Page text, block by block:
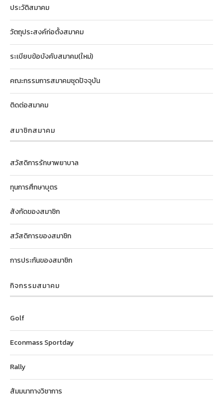
ประวัติสมาคม
วัตถุประสงค์ก่อตั้งสมาคม
ระเบียบข้อบังคับสมาคม(ใหม่)
คณะกรรมการสมาคมชุดปัจจุบัน
ติดต่อสมาคม
สมาชิกสมาคม
สวัสดิการรักษาพยาบาล
ทุนการศึกษาบุตร
สังกัดของสมาชิก
สวัสดิการของสมาชิก
การประกันของสมาชิก
กิจกรรมสมาคม
Golf
Econmass Sportday
Rally
สัมมนาทางวิชาการ